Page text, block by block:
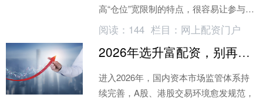
高“仓位”宽限制的特点，很容易让参与方
血本无归。相比于信托产品和融资融券
的证券账户，其交易费用较低
阅读： 144 栏目： 网上配资门户
2026年选升富配资，别再只看杠杆，安全合规才是真王道
进入2026年，国内资本市场监管体系持
续完善，A股、港股交易环境愈发规范，